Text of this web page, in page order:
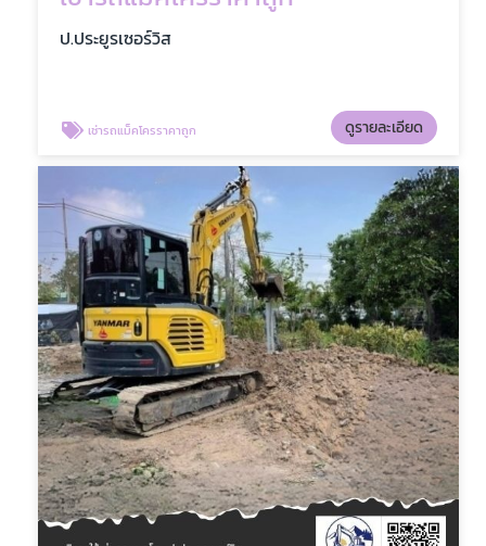
ป.ประยูรเซอร์วิส
เช่ารถแม็คโครราคาถูก ดูรายละเอียด